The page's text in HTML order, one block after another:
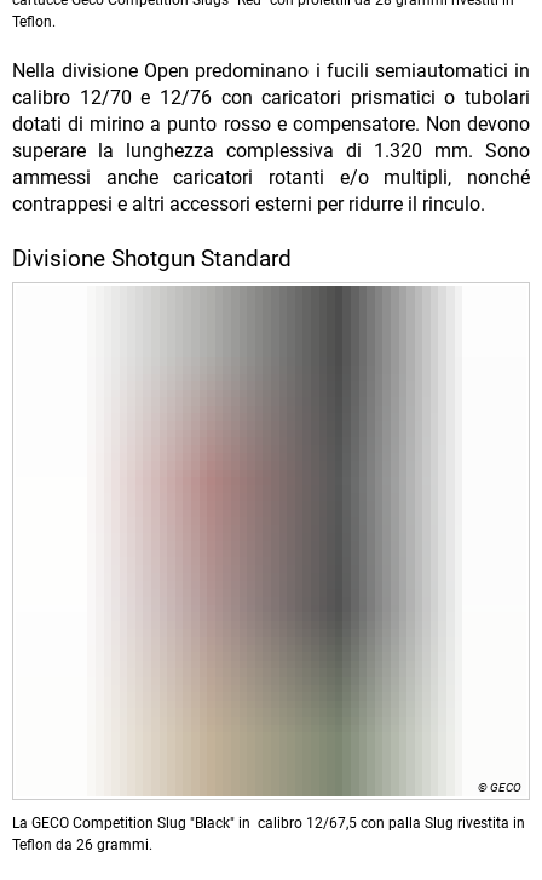
Teflon.
Nella divisione Open predominano i fucili semiautomatici in
calibro 12/70 e 12/76 con caricatori prismatici o tubolari
dotati di mirino a punto rosso e compensatore. Non devono
superare la lunghezza complessiva di 1.320 mm. Sono
ammessi anche caricatori rotanti e/o multipli, nonché
contrappesi e altri accessori esterni per ridurre il rinculo.
Divisione Shotgun Standard
© GECO
La GECO Competition Slug "Black" in calibro 12/67,5 con palla Slug rivestita in
Teflon da 26 grammi.